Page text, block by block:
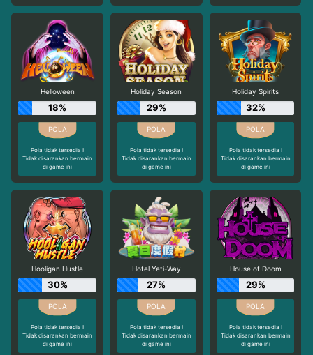
Helloween
18%
Pola tidak tersedia !
Tidak disarankan bermain
di game ini
Holiday Season
29%
Pola tidak tersedia !
Tidak disarankan bermain
di game ini
Holiday Spirits
32%
Pola tidak tersedia !
Tidak disarankan bermain
di game ini
Hooligan Hustle
30%
Pola tidak tersedia !
Tidak disarankan bermain
di game ini
Hotel Yeti-Way
27%
Pola tidak tersedia !
Tidak disarankan bermain
di game ini
House of Doom
29%
Pola tidak tersedia !
Tidak disarankan bermain
di game ini